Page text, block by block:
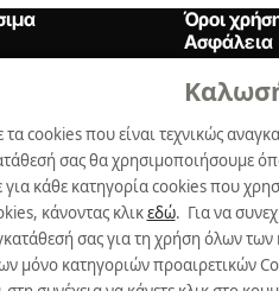
cookies που είναι τεχνικώς
σας θα χρησιμοποιήσουμε
κάθε κατηγορία cookies που
κάνοντας κλικεδώ. Για να
σας για τη χρήση όλων
κατηγοριών προαιρετικών
Όροι
Ασφάλεια
Όροι
Δήλωση
Πολιτική